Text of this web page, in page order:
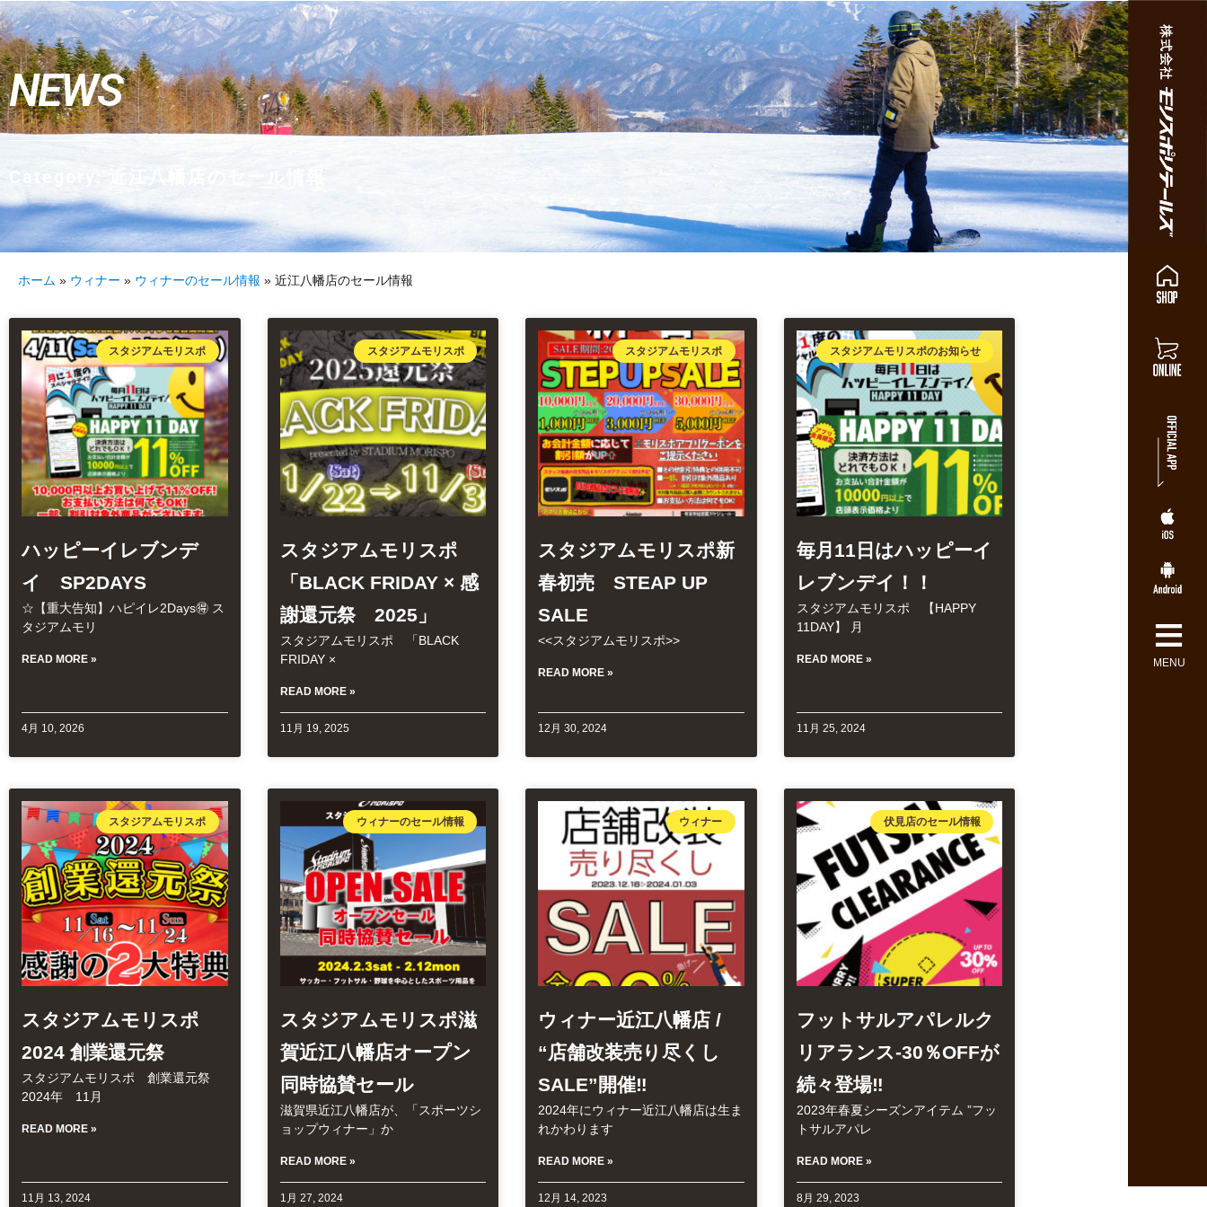
≡
MENU
NEWS
Category: 近江八幡店のセール情報
ホーム » ウィナー » ウィナーのセール情報 » 近江八幡店のセール情報
スタジアムモリスポ
ハッピーイレブンデ
イ SP2DAYS
☆【重大告知】ハピイレ2Days🉐 ス
タジアムモリ
READ MORE »
4月 10, 2026
スタジアムモリスポ
スタジアムモリスポ
「BLACK FRIDAY × 感
謝還元祭 2025」
スタジアムモリスポ 「BLACK
FRIDAY ×
READ MORE »
11月 19, 2025
スタジアムモリスポ
スタジアムモリスポ新
春初売 STEAP UP
SALE
<<スタジアムモリスポ>>
READ MORE »
12月 30, 2024
スタジアムモリスポのお知らせ
毎月11日はハッピーイ
レブンデイ！！
スタジアムモリスポ 【HAPPY
11DAY】 月
READ MORE »
11月 25, 2024
スタジアムモリスポ
スタジアムモリスポ
2024 創業還元祭
スタジアムモリスポ 創業還元祭
2024年 11月
READ MORE »
11月 13, 2024
ウィナーのセール情報
スタジアムモリスポ滋
賀近江八幡店オープン
同時協賛セール
滋賀県近江八幡店が、「スポーツシ
ョップウィナー」か
READ MORE »
1月 27, 2024
ウィナー
ウィナー近江八幡店 /
“店舗改装売り尽くし
SALE”開催‼
2024年にウィナー近江八幡店は生ま
れかわります
READ MORE »
12月 14, 2023
伏見店のセール情報
フットサルアパレルク
リアランス-30％OFFが
続々登場‼
2023年春夏シーズンアイテム ”フッ
トサルアパレ
READ MORE »
8月 29, 2023